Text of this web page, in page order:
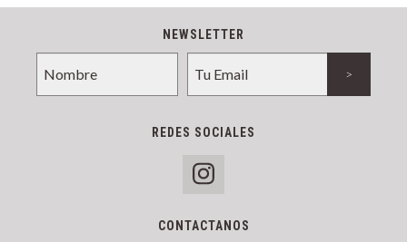
NEWSLETTER
REDES SOCIALES
CONTACTANOS